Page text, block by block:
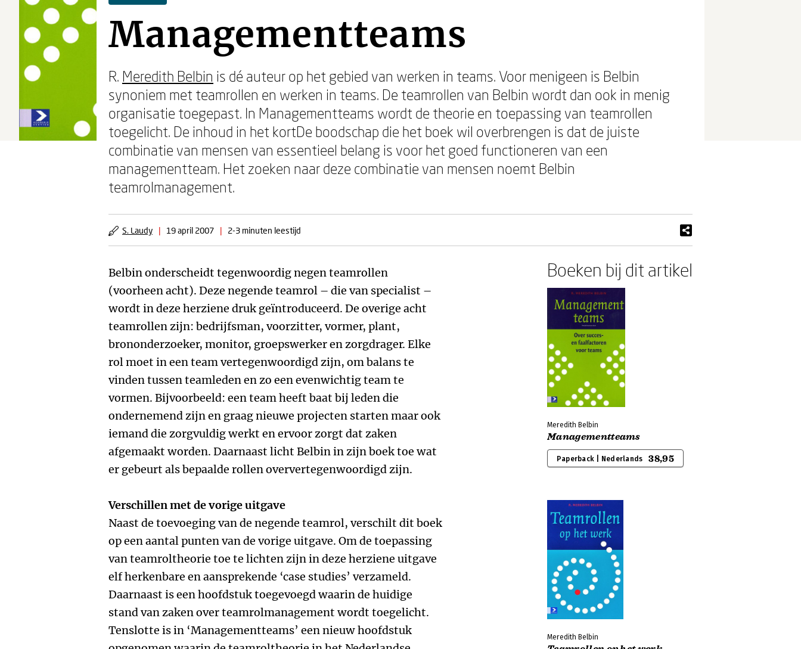
Managementteams
R. Meredith Belbin is dé auteur op het gebied van werken in teams. Voor menigeen is Belbin
synoniem met teamrollen en werken in teams. De teamrollen van Belbin wordt dan ook in menig
organisatie toegepast. In Managementteams wordt de theorie en toepassing van teamrollen
toegelicht. De inhoud in het kortDe boodschap die het boek wil overbrengen is dat de juiste
combinatie van mensen van essentieel belang is voor het goed functioneren van een
managementteam. Het zoeken naar deze combinatie van mensen noemt Belbin
teamrolmanagement.
S. Laudy | 19 april 2007 | 2-3 minuten leestijd
Belbin onderscheidt tegenwoordig negen teamrollen
(voorheen acht). Deze negende teamrol – die van specialist –
wordt in deze herziene druk geïntroduceerd. De overige acht
teamrollen zijn: bedrijfsman, voorzitter, vormer, plant,
brononderzoeker, monitor, groepswerker en zorgdrager. Elke
rol moet in een team vertegenwoordigd zijn, om balans te
vinden tussen teamleden en zo een evenwichtig team te
vormen. Bijvoorbeeld: een team heeft baat bij leden die
ondernemend zijn en graag nieuwe projecten starten maar ook
iemand die zorgvuldig werkt en ervoor zorgt dat zaken
afgemaakt worden. Daarnaast licht Belbin in zijn boek toe wat
er gebeurt als bepaalde rollen oververtegenwoordigd zijn.
Verschillen met de vorige uitgave
Naast de toevoeging van de negende teamrol, verschilt dit boek
op een aantal punten van de vorige uitgave. Om de toepassing
van teamroltheorie toe te lichten zijn in deze herziene uitgave
elf herkenbare en aansprekende ‘case studies’ verzameld.
Daarnaast is een hoofdstuk toegevoegd waarin de huidige
stand van zaken over teamrolmanagement wordt toegelicht.
Tenslotte is in ‘Managementteams’ een nieuw hoofdstuk
Boeken bij dit artikel
Meredith Belbin
Managementteams
Paperback | Nederlands 38,95
Meredith Belbin